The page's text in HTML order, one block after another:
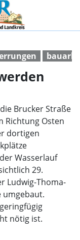
Brucker Straße
Richtung Osten
dortigen
Wasserlauf
29.
Ludwig-Thoma-
umgebaut.
nötig ist.